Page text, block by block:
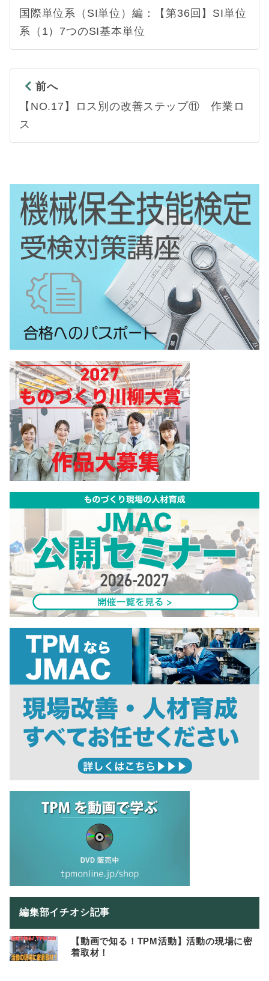
国際単位系（SI単位）編：【第36回】SI単位
系（1）7つのSI基本単位
前へ
【NO.17】ロス別の改善ステップ⑪ 作業ロ
ス
編集部イチオシ記事
【動画で知る！TPM活動】活動の現場に密
着取材！